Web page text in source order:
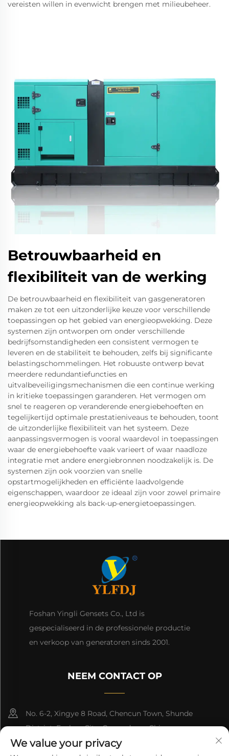
vereisten willen in evenwicht brengen met milieubeheer.
Betrouwbaarheid en
flexibiliteit van de werking
De betrouwbaarheid en flexibiliteit van gasgeneratoren
maken ze tot een uitzonderlijke keuze voor verschillende
toepassingen op het gebied van energieopwekking. Deze
systemen zijn ontworpen om onder verschillende
bedrijfsomstandigheden een consistent vermogen te
leveren en de stabiliteit te behouden, zelfs bij significante
belastingschommelingen. Het robuuste ontwerp bevat
meerdere redundantiefuncties en
uitvalbeveiligingsmechanismen die een continue werking
in kritieke toepassingen garanderen. Het vermogen om
snel te reageren op veranderende energiebehoeften en
tegelijkertijd optimale prestatieniveaus te behouden, toont
de uitzonderlijke flexibiliteit van het systeem. Deze
aanpassingsvermogen is vooral waardevol in toepassingen
waar de energiebehoefte vaak varieert of waar naadloze
integratie met andere energiebronnen noodzakelijk is. De
systemen zijn ook voorzien van snelle
opstartmogelijkheden en efficiënte laadvolgende
eigenschappen, waardoor ze ideaal zijn voor zowel primaire
energieopwekking als back-up-energietoepassingen.
Foshan Yingli Gensets Co., Ltd is
gespecialiseerd in de professionele productie
en verkoop van generatoren sinds 2001.
NEEM CONTACT OP
No. 6-2, Xingye 8 Road, Chencun Town, Shunde
District, Foshan City, Guangdong, China.
8618676517177
We value your privacy